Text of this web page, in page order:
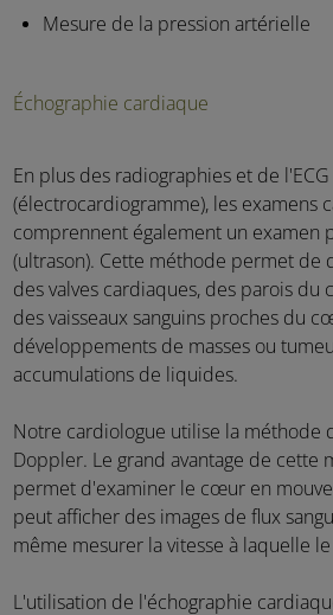
Mesure de la pression artérielle
Échographie cardiaque
En plus des radiographies et de l'ECG
(électrocardiogramme), les examens
comprennent également un examen
(ultrason). Cette méthode permet de
des valves cardiaques, des parois
des vaisseaux sanguins proches du
développements de masses ou
accumulations de liquides.
Notre cardiologue utilise la méthode
Doppler. Le grand avantage de cette
permet d'examiner le cœur en
peut afficher des images de flux
même mesurer la vitesse à laquelle
L'utilisation de l'échographie